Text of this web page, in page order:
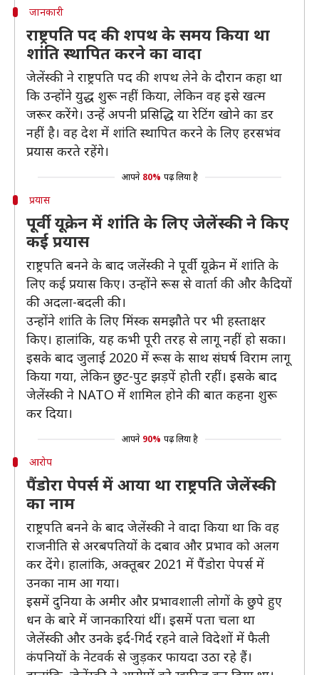
जानकारी
राष्ट्रपति पद की शपथ के समय किया था
शांति स्थापित करने का वादा
जेलेंस्की ने राष्ट्रपति पद की शपथ लेने के दौरान कहा था
कि उन्होंने युद्ध शुरू नहीं किया, लेकिन वह इसे खत्म
जरूर करेंगे। उन्हें अपनी प्रसिद्धि या रेटिंग खोने का डर
नहीं है। वह देश में शांति स्थापित करने के लिए हरसभंव
प्रयास करते रहेंगे।
आपने 80% पढ़ लिया है
प्रयास
पूर्वी यूक्रेन में शांति के लिए जेलेंस्की ने किए
कई प्रयास
राष्ट्रपति बनने के बाद जलेंस्की ने पूर्वी यूक्रेन में शांति के
लिए कई प्रयास किए। उन्होंने रूस से वार्ता की और कैदियों
की अदला-बदली की।
उन्होंने शांति के लिए मिंस्क समझौते पर भी हस्ताक्षर
किए। हालांकि, यह कभी पूरी तरह से लागू नहीं हो सका।
इसके बाद जुलाई 2020 में रूस के साथ संघर्ष विराम लागू
किया गया, लेकिन छुट-पुट झड़पें होती रहीं। इसके बाद
जेलेंस्की ने NATO में शामिल होने की बात कहना शुरू
कर दिया।
आपने 90% पढ़ लिया है
आरोप
पैंडोरा पेपर्स में आया था राष्ट्रपति जेलेंस्की
का नाम
राष्ट्रपति बनने के बाद जेलेंस्की ने वादा किया था कि वह
राजनीति से अरबपतियों के दबाव और प्रभाव को अलग
कर देंगे। हालांकि, अक्तूबर 2021 में पैंडोरा पेपर्स में
उनका नाम आ गया।
इसमें दुनिया के अमीर और प्रभावशाली लोगों के छुपे हुए
धन के बारे में जानकारियां थीं। इसमें पता चला था
जेलेंस्की और उनके इर्द-गिर्द रहने वाले विदेशों में फैली
कंपनियों के नेटवर्क से जुड़कर फायदा उठा रहे हैं।